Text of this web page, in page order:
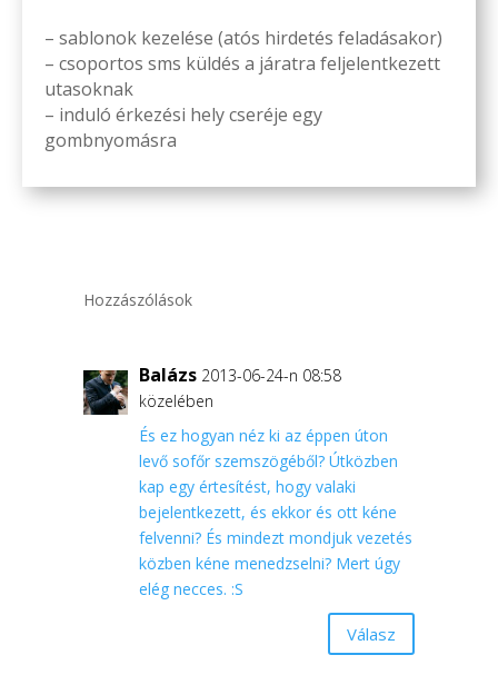
– sablonok kezelése (atós hirdetés feladásakor)
– csoportos sms küldés a járatra feljelentkezett
utasoknak
– induló érkezési hely cseréje egy
gombnyomásra
Hozzászólások
Balázs 2013-06-24-n 08:58
közelében
És ez hogyan néz ki az éppen úton
levő sofőr szemszögéből? Útközben
kap egy értesítést, hogy valaki
bejelentkezett, és ekkor és ott kéne
felvenni? És mindezt mondjuk vezetés
közben kéne menedzselni? Mert úgy
elég necces. :S
Válasz